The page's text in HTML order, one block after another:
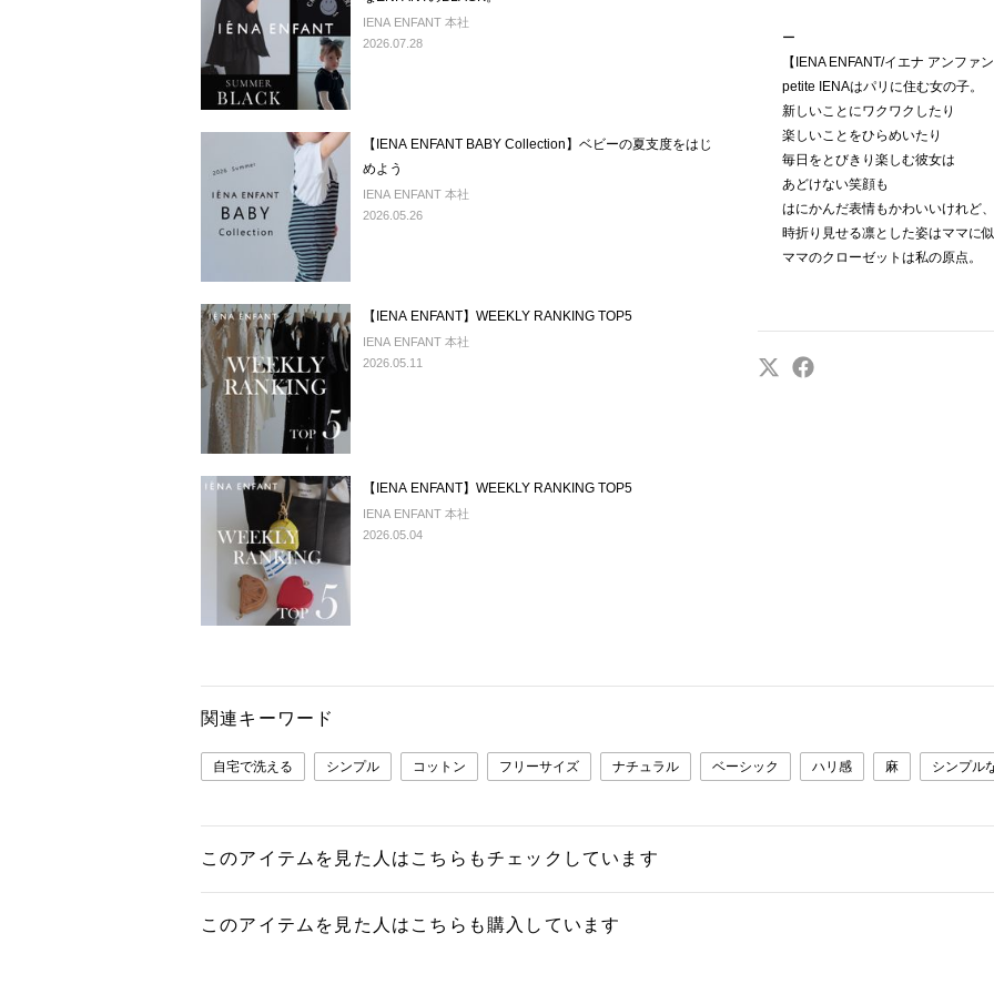
IENA ENFANT 本社
2026.07.28
【IENA ENFANT BABY Collection】ベビーの夏支度をはじ
めよう
IENA ENFANT 本社
2026.05.26
【IENA ENFANT】WEEKLY RANKING TOP5
IENA ENFANT 本社
2026.05.11
【IENA ENFANT】WEEKLY RANKING TOP5
IENA ENFANT 本社
2026.05.04
ー
【IENA ENFANT/イエナ アンファン
petite IENAはパリに住む女の子。
新しいことにワクワクしたり
楽しいことをひらめいたり
毎日をとびきり楽しむ彼女は
あどけない笑顔も
はにかんだ表情もかわいいけれど、
時折り見せる凛とした姿はママに似
ママのクローゼットは私の原点。
関連キーワード
自宅で洗える シンプル コットン フリーサイズ ナチュラル ベーシック ハリ感 麻 シンプル
このアイテムを見た人はこちらもチェックしています
このアイテムを見た人はこちらも購入しています